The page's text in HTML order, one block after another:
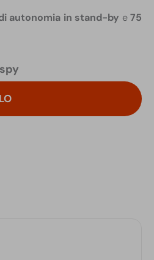
autonomia in stand-by e75